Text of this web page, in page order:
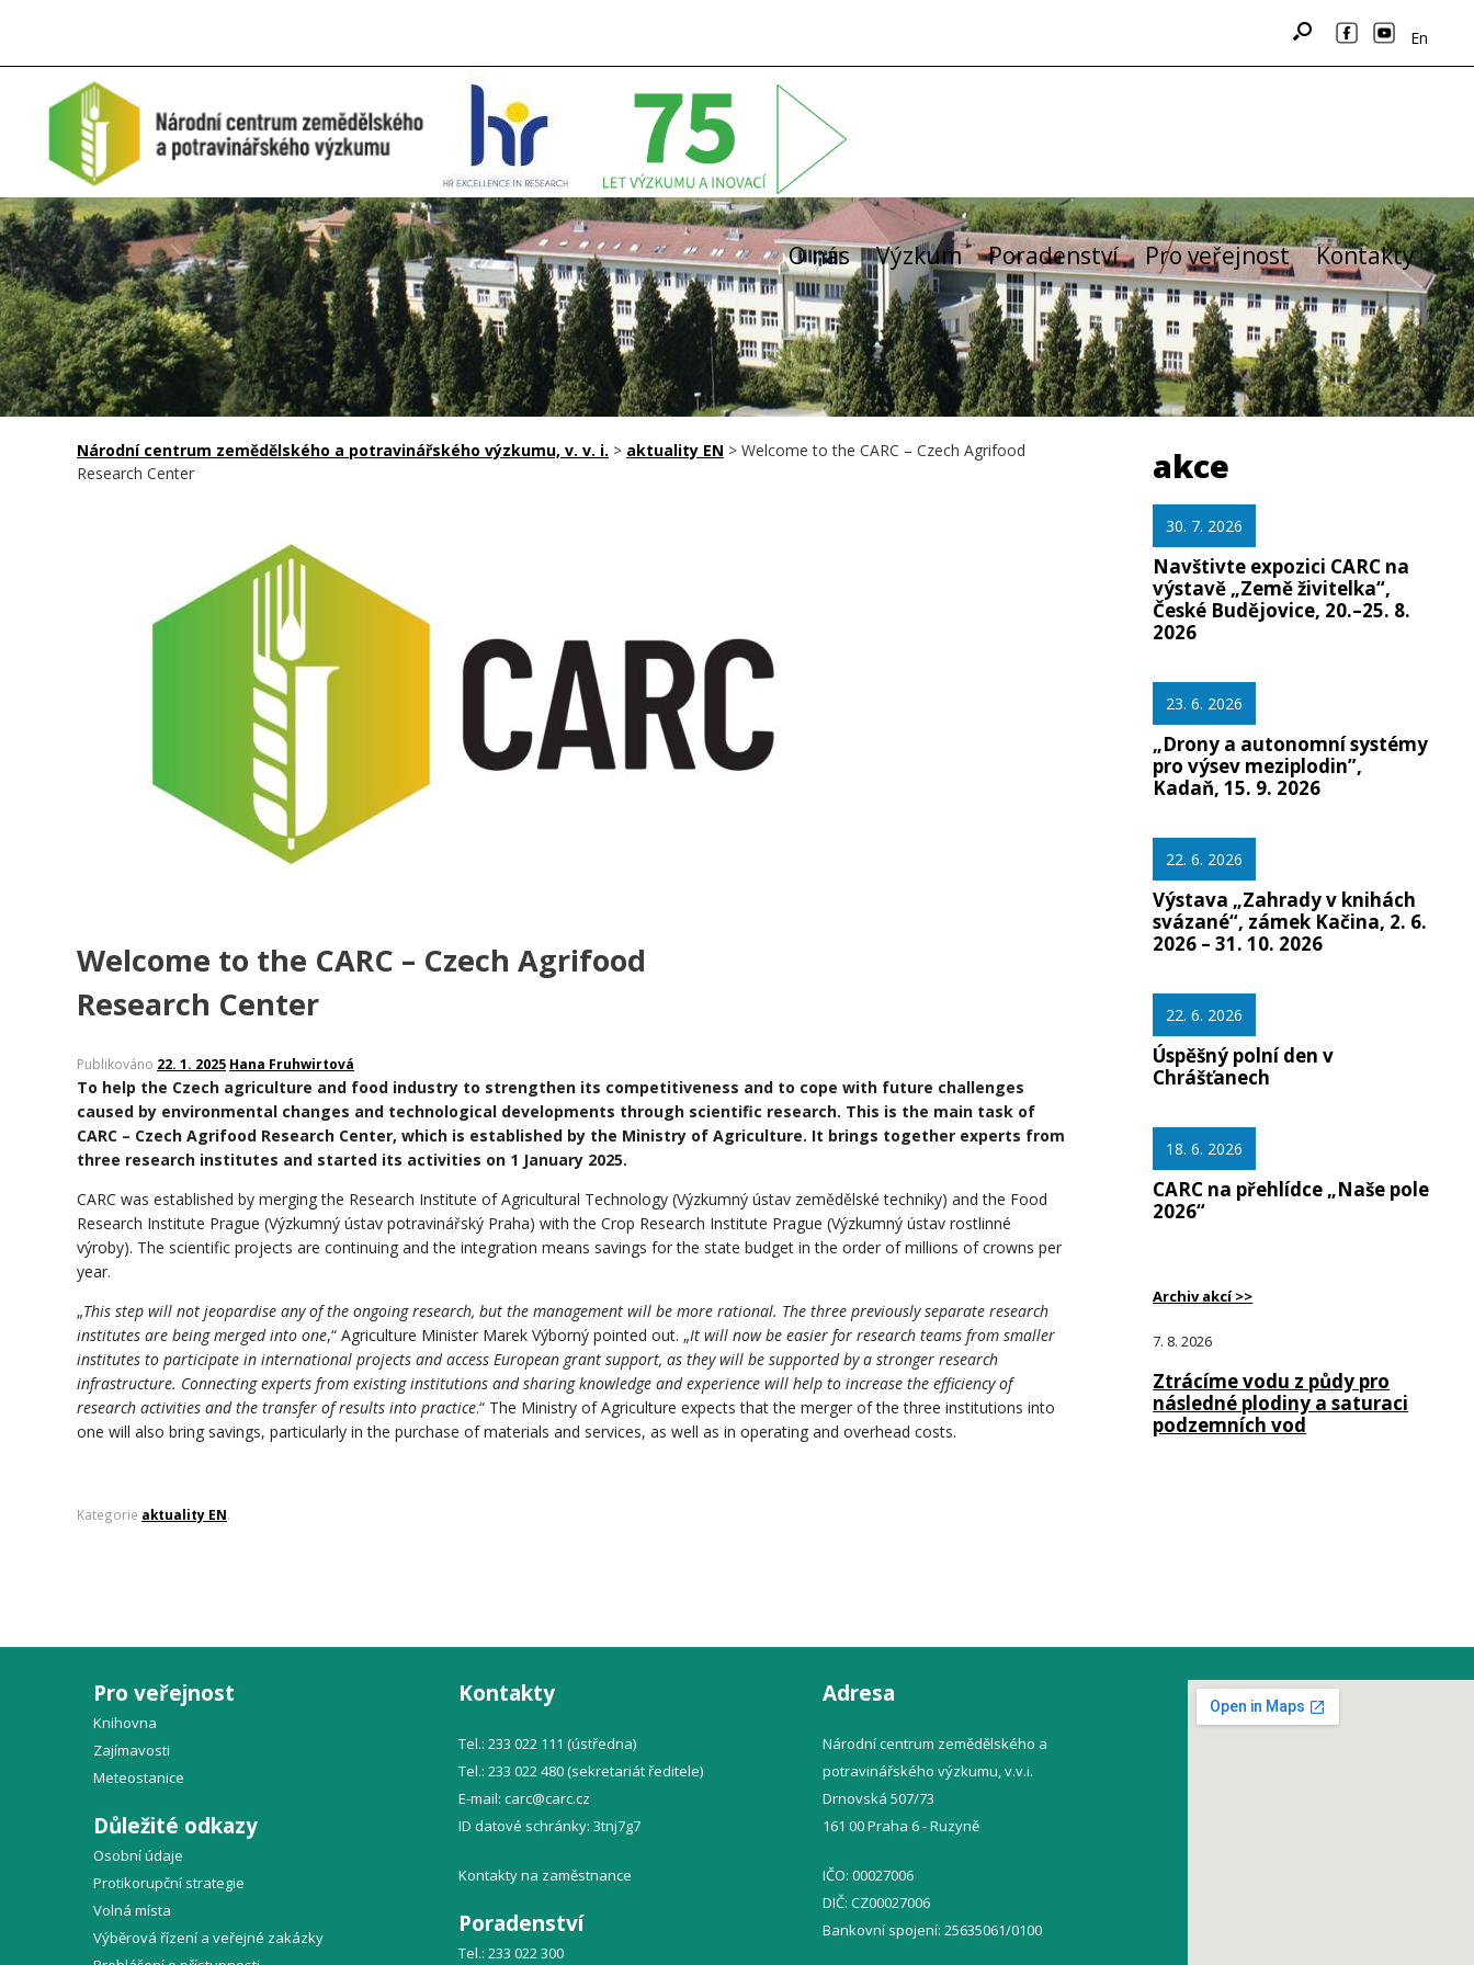
En
O nás Výzkum Poradenství Pro veřejnost Kontakty
Národní centrum zemědělského a potravinářského výzkumu, v. v. i. > aktuality EN > Welcome to the CARC – Czech Agrifood
Research Center
Welcome to the CARC – Czech Agrifood
Research Center
Publikováno 22. 1. 2025 Hana Fruhwirtová
To help the Czech agriculture and food industry to strengthen its competitiveness and to cope with future challenges
caused by environmental changes and technological developments through scientific research. This is the main task of
CARC – Czech Agrifood Research Center, which is established by the Ministry of Agriculture. It brings together experts from
three research institutes and started its activities on 1 January 2025.
CARC was established by merging the Research Institute of Agricultural Technology (Výzkumný ústav zemědělské techniky) and the Food
Research Institute Prague (Výzkumný ústav potravinářský Praha) with the Crop Research Institute Prague (Výzkumný ústav rostlinné
výroby). The scientific projects are continuing and the integration means savings for the state budget in the order of millions of crowns per
year.
„This step will not jeopardise any of the ongoing research, but the management will be more rational. The three previously separate research
institutes are being merged into one,“ Agriculture Minister Marek Výborný pointed out. „It will now be easier for research teams from smaller
institutes to participate in international projects and access European grant support, as they will be supported by a stronger research
infrastructure. Connecting experts from existing institutions and sharing knowledge and experience will help to increase the efficiency of
research activities and the transfer of results into practice.“ The Ministry of Agriculture expects that the merger of the three institutions into
one will also bring savings, particularly in the purchase of materials and services, as well as in operating and overhead costs.
Kategorie aktuality EN.
akce
30. 7. 2026
Navštivte expozici CARC na
výstavě „Země živitelka“,
České Budějovice, 20.–25. 8.
2026
23. 6. 2026
„Drony a autonomní systémy
pro výsev meziplodin”,
Kadaň, 15. 9. 2026
22. 6. 2026
Výstava „Zahrady v knihách
svázané“, zámek Kačina, 2. 6.
2026 – 31. 10. 2026
22. 6. 2026
Úspěšný polní den v
Chrášťanech
18. 6. 2026
CARC na přehlídce „Naše pole
2026“
Archiv akcí >>
7. 8. 2026
Ztrácíme vodu z půdy pro
následné plodiny a saturaci
podzemních vod
Pro veřejnost
Knihovna
Zajímavosti
Meteostanice
Důležité odkazy
Osobní údaje
Protikorupční strategie
Volná místa
Výběrová řízení a veřejné zakázky
Kontakty
Tel.: 233 022 111 (ústředna)
Tel.: 233 022 480 (sekretariát ředitele)
E-mail: carc@carc.cz
ID datové schránky: 3tnj7g7
Kontakty na zaměstnance
Poradenství
Tel.: 233 022 300
Adresa
Národní centrum zemědělského a
potravinářského výzkumu, v.v.i.
Drnovská 507/73
161 00 Praha 6 - Ruzyně
IČO: 00027006
DIČ: CZ00027006
Bankovní spojení: 25635061/0100